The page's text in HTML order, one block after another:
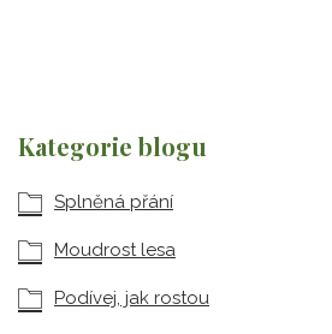
Kategorie blogu
Splněná přání
Moudrost lesa
Podívej, jak rostou